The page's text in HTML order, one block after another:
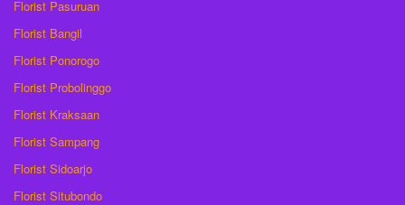
Florist Pasuruan
Florist Bangil
Florist Ponorogo
Florist Probolinggo
Florist Kraksaan
Florist Sampang
Florist Sidoarjo
Florist Situbondo